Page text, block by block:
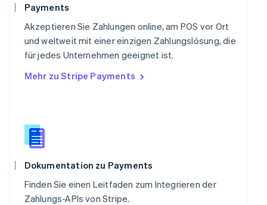
Payments
Akzeptieren Sie Zahlungen online, am POS vor Ort
und weltweit mit einer einzigen Zahlungslösung, die
für jedes Unternehmen geeignet ist.
Mehr zu Stripe Payments
Dokumentation zu Payments
Finden Sie einen Leitfaden zum Integrieren der
Zahlungs-APIs von Stripe.
Deutsch
Singapur
English 简体中文
Slowakei
English
Slowenien
English
Spanien
Español
Thailand
Tschechische Republik
English